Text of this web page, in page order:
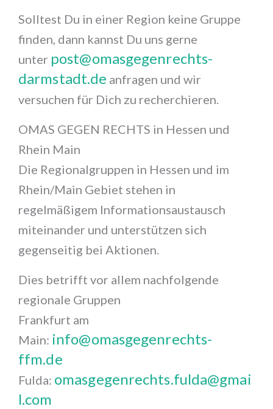
Solltest Du in einer Region keine Gruppe
finden, dann kannst Du uns gerne
unter post@omasgegenrechts-
darmstadt.de anfragen und wir
versuchen für Dich zu recherchieren.
OMAS GEGEN RECHTS in Hessen und
Rhein Main
Die Regionalgruppen in Hessen und im
Rhein/Main Gebiet stehen in
regelmäßigem Informationsaustausch
miteinander und unterstützen sich
gegenseitig bei Aktionen.
Dies betrifft vor allem nachfolgende
regionale Gruppen
Frankfurt am
Main: info@omasgegenrechts-
ffm.de
Fulda: omasgegenrechts.fulda@gmai
l.com